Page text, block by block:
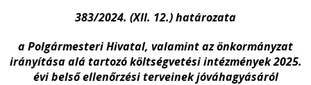
383/2024. (XII. 12.) határozata
a Polgármesteri Hivatal, valamint az önkormányzat
irányítása alá tartozó költségvetési intézmények 2025.
évi belső ellenőrzési terveinek jóváhagyásáról